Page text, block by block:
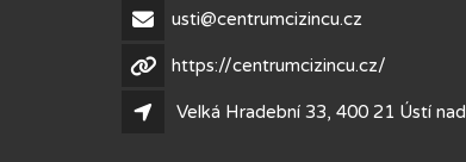
usti@centrumcizincu.cz
https://centrumcizincu.cz/
Velká Hradební 33, 400 21 Ústí